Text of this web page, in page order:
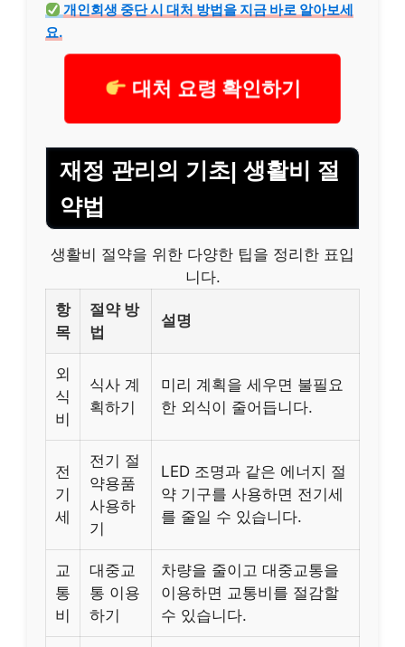
개인회생 중단 시 대처 방법을 지금 바로 알아보세
요.
대처 요령 확인하기
재정 관리의 기초| 생활비 절
약법
생활비 절약을 위한 다양한 팁을 정리한 표입
니다.
항
목
절약 방
법
설명
외
식
비
식사 계
획하기
미리 계획을 세우면 불필요
한 외식이 줄어듭니다.
전
기
세
전기 절
약용품
사용하
기
LED 조명과 같은 에너지 절
약 기구를 사용하면 전기세
를 줄일 수 있습니다.
교
통
비
대중교
통 이용
하기
차량을 줄이고 대중교통을
이용하면 교통비를 절감할
수 있습니다.